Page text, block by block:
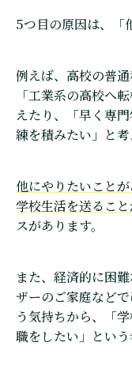
5つ目の原因は、「
例えば、高校の普通
「工業系の高校へ
えたり、「早く専
練を積みたい」と考
他にやりたいこと
学校生活を送るこ
スがあります。
また、経済的に困
ザーのご家庭など
う気持ちから、「
職をしたい」という